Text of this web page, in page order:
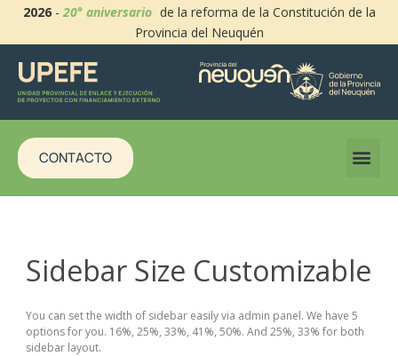
2026-20° aniversario de la reforma de la Constitución de la
Provincia del Neuquén
CONTACTO
Sidebar Size Customizable
You can set the width of sidebar easily via admin panel. We have 5
options for you. 16%, 25%, 33%, 41%, 50%. And 25%, 33% for both
sidebar layout.